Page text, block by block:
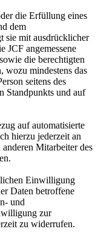
die Erfüllung eines
dem
sie mit ausdrücklicher
JCF angemessene
die berechtigten
wozu mindestens das
seitens des
Standpunkts und auf
auf automatisierte
hierzu jederzeit an
Mitarbeiter des
Einwilligung
Daten betroffene
und
zur
zu widerrufen.